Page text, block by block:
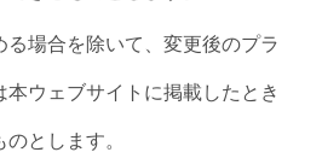
る場合を除いて、変更後のプラ
本ウェブサイトに掲載したとき
とします。